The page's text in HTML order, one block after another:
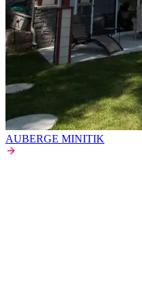
AUBERGE MINITIK